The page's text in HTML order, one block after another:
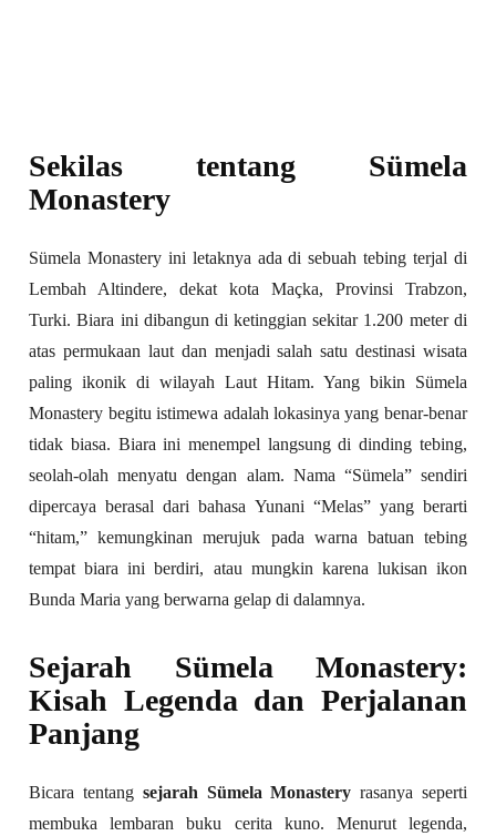
Sekilas tentang Sümela
Monastery
Sümela Monastery ini letaknya ada di sebuah tebing terjal di
Lembah Altindere, dekat kota Maçka, Provinsi Trabzon,
Turki. Biara ini dibangun di ketinggian sekitar 1.200 meter di
atas permukaan laut dan menjadi salah satu destinasi wisata
paling ikonik di wilayah Laut Hitam. Yang bikin Sümela
Monastery begitu istimewa adalah lokasinya yang benar-benar
tidak biasa. Biara ini menempel langsung di dinding tebing,
seolah-olah menyatu dengan alam. Nama “Sümela” sendiri
dipercaya berasal dari bahasa Yunani “Melas” yang berarti
“hitam,” kemungkinan merujuk pada warna batuan tebing
tempat biara ini berdiri, atau mungkin karena lukisan ikon
Bunda Maria yang berwarna gelap di dalamnya.
Sejarah Sümela Monastery:
Kisah Legenda dan Perjalanan
Panjang
Bicara tentang sejarah Sümela Monastery rasanya seperti
membuka lembaran buku cerita kuno. Menurut legenda,